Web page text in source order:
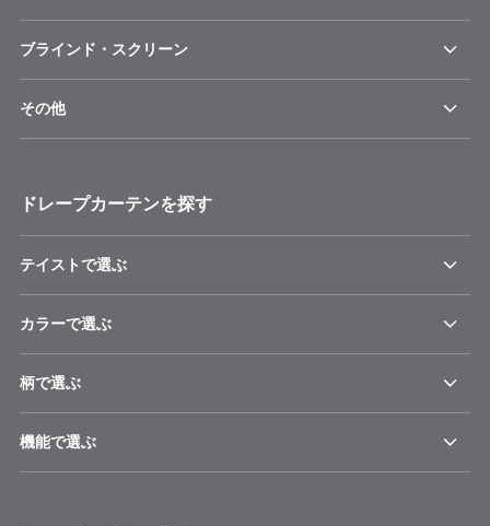
ブラインド・スクリーン
その他
ドレープカーテンを探す
テイストで選ぶ
カラーで選ぶ
柄で選ぶ
機能で選ぶ